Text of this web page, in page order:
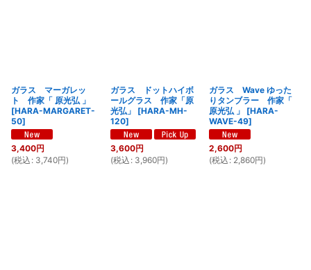
ガラス マーガレッ
ト 作家「 原光弘 」
[HARA-MARGARET-
50]
3,400円
(税込 : 3,740円)
ガラス ドットハイボ
ールグラス 作家「原
光弘」
[HARA-MH-
120]
3,600円
(税込 : 3,960円)
ガラス Wave ゆった
りタンブラー 作家「
原光弘 」
[HARA-
WAVE-49]
2,600円
(税込 : 2,860円)